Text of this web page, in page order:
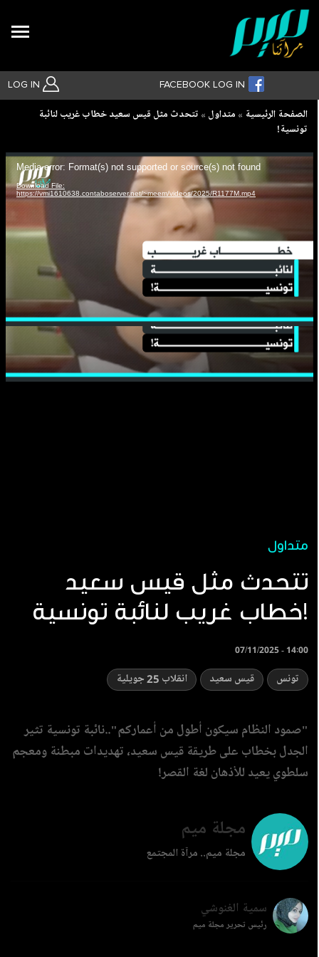
LOG IN FACEBOOK LOG IN
بحث متقدم
Breadcrumb
الصفحة الرئيسية متداول
تتحدث مثل قيس سعيد خطاب غريب لنائبة
تونسية!
متداول
تتحدث مثل قيس سعيد
خطاب غريب لنائبة تونسية!
07/11/2025 - 14:00
تونس قيس سعيد انقلاب 25 جويلية
"صمود النظام سيكون أطول من أعماركم"..نائبة تونسية تثير
الجدل بخطاب على طريقة قيس سعيد، تهديدات مبطنة ومعجم
سلطوي يعيد للأذهان لغة القصر!
مجلة ميم
مجلة ميم.. مرآة المجتمع
سمية الغنوشي
رئيس تحرير مجلة ميم